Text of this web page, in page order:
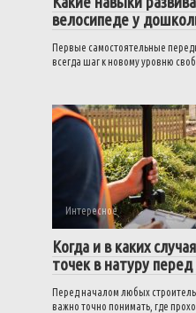
велосипеде у
Первые самостоятельные
всегда шаг к новому уровню
Интересное
Когда и в каких
точек в натуру
Перед началом любых
важно точно понимать, где